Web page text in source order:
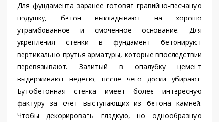
Для фундамента заранее готовят гравийно-песчаную
подушку, бетон выкладывают на хорошо
утрамбованное и смоченное основание. Для
укрепления стенки в фундамент бетонируют
вертикально прутья арматуры, которые впоследствии
перевязывают. Залитый в опалубку цемент
выдерживают неделю, после чего доски убирают.
Бутобетонная стенка имеет более интересную
фактуру за счет выступающих из бетона камней.
Чтобы декорировать гладкую, но однообразную